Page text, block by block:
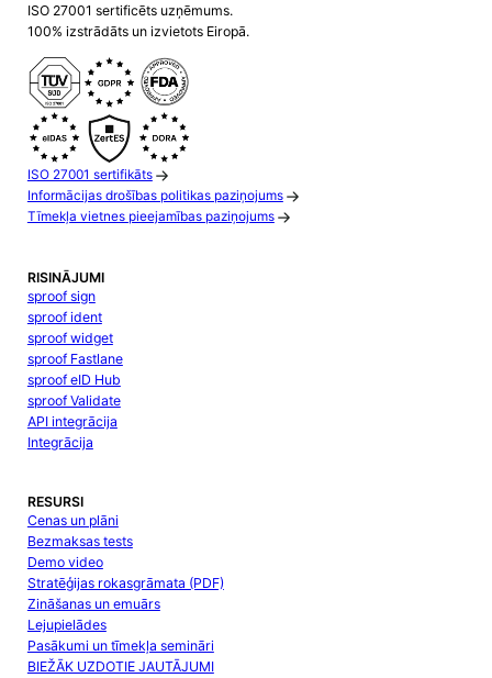
ISO 27001 sertificēts uzņēmums.
100% izstrādāts un izvietots Eiropā.
ISO 27001 sertifikāts
Informācijas drošības politikas paziņojums
Tīmekļa vietnes pieejamības paziņojums
RISINĀJUMI
sproof sign
sproof ident
sproof widget
sproof Fastlane
sproof eID Hub
sproof Validate
API integrācija
Integrācija
RESURSI
Cenas un plāni
Bezmaksas tests
Demo video
Stratēģijas rokasgrāmata (PDF)
Zināšanas un emuārs
Lejupielādes
Pasākumi un tīmekļa semināri
BIEŽĀK UZDOTIE JAUTĀJUMI